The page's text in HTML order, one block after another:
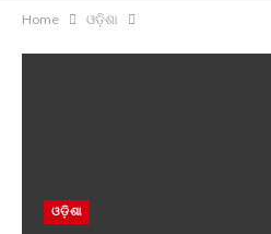
Home ଓଡ଼ିଶା
ଓଡ଼ିଶା